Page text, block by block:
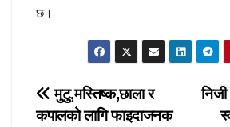
छ।
Post
मुटु,मस्तिष्क,छाला र
कपालको लागि फाइदाजनक